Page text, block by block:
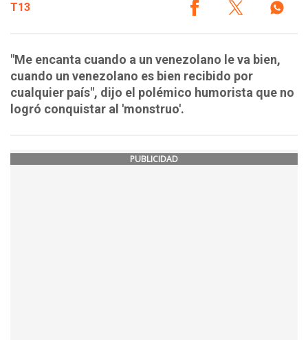
T13
"Me encanta cuando a un venezolano le va bien,
cuando un venezolano es bien recibido por
cualquier país", dijo el polémico humorista que no
logró conquistar al 'monstruo'.
PUBLICIDAD